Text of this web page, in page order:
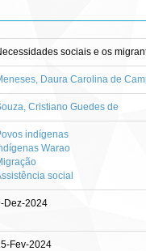
sociais e os
Daura Carolina de
Cristiano Guedes de
indígenas
Warao
social
Dez-2024
Fev-2024